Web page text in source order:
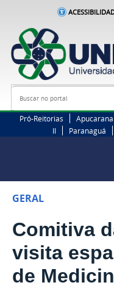
Busca
Pró-Reitorias Apucarana
II
Paranaguá
GERAL
Comitiva
visita
de